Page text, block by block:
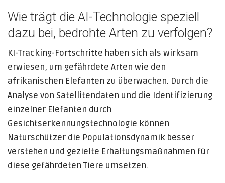
Wie trägt die AI-Technologie speziell
dazu bei, bedrohte Arten zu verfolgen?
KI-Tracking-Fortschritte haben sich als wirksam
erwiesen, um gefährdete Arten wie den
afrikanischen Elefanten zu überwachen. Durch die
Analyse von Satellitendaten und die Identifizierung
einzelner Elefanten durch
Gesichtserkennungstechnologie können
Naturschützer die Populationsdynamik besser
verstehen und gezielte Erhaltungsmaßnahmen für
diese gefährdeten Tiere umsetzen.